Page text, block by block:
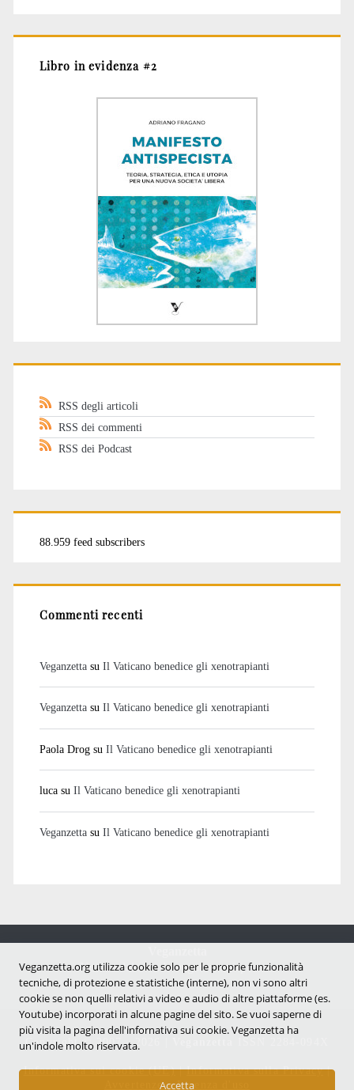
Libro in evidenza #2
RSS degli articoli
RSS dei commenti
RSS dei Podcast
88.959 feed subscribers
Commenti recenti
Veganzettasu Il Vaticano benedice gli xenotrapianti
Veganzettasu Il Vaticano benedice gli xenotrapianti
Paola Drogsu Il Vaticano benedice gli xenotrapianti
lucasu Il Vaticano benedice gli xenotrapianti
Veganzettasu Il Vaticano benedice gli xenotrapianti
Notizie dal mondo vegan e antispecista
Copyright © 2007 - 2026 |
Informativa sui cookie (UE)|Informativa sulla Privacy|
Avvertenze e Licenza d'uso
Veganzetta.org utilizza cookie solo per le proprie funzionalità
tecniche, di protezione e statistiche (interne), non vi sono altri
cookie se non quelli relativi a video e audio di altre piattaforme (es.
Youtube) incorporati in alcune pagine del sito. Se vuoi saperne di
più visita la pagina dell'infornativa sui cookie. Veganzetta ha
un'indole molto riservata.
Accetta